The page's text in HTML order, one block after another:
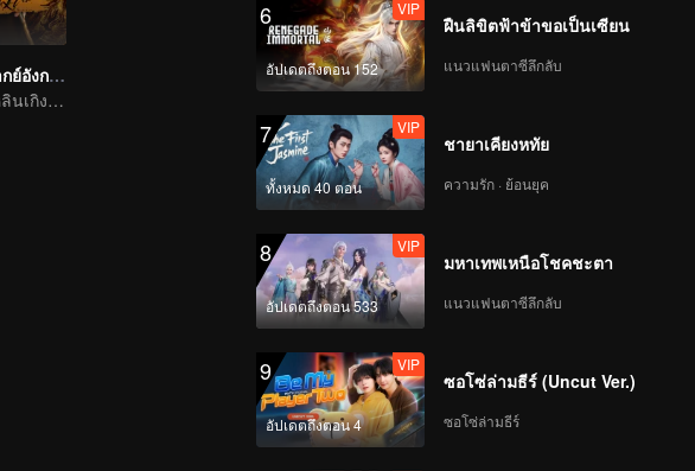
ปฐพีไร้พ่าย (พากย์อังกฤษ)
จ้าวลี่อิ่ง และ หลินเกิงซิน รวมมืออีกครั้ง!
6
อัปเดตถึงตอน 152
VIP
ฝืนลิขิตฟ้าข้าขอเป็นเซียน
แนวแฟนตาซีลึกลับ
7
ทั้งหมด 40 ตอน
VIP
ชายาเคียงหทัย
ความรัก · ย้อนยุค
8
อัปเดตถึงตอน 533
VIP
มหาเทพเหนือโชคชะตา
แนวแฟนตาซีลึกลับ
9
อัปเดตถึงตอน 4
VIP
ซอโซ่ล่ามธีร์ (Uncut Ver.)
ซอโซ่ล่ามธีร์